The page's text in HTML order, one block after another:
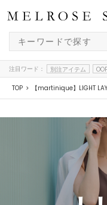
注目ワード： 別注アイテム
TOP 【martinique】LIGHT